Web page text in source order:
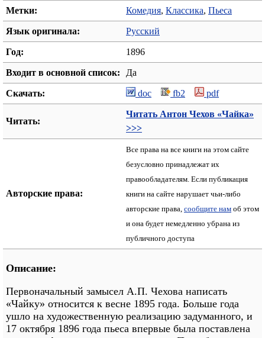
Метки: Комедия, Классика, Пьеса
Язык оригинала: Русский
Год: 1896
Входит в основной список: Да
Скачать: doc fb2 pdf
Читать:
Читать Антон Чехов «Чайка»
>>>
Авторские права:
Все права на все книги на этом сайте
безусловно принадлежат их
правообладателям. Если публикация
книги на сайте нарушает чьи-либо
авторские права, сообщите нам об этом
и она будет немедленно убрана из
публичного доступа
Описание:
Первоначальный замысел А.П. Чехова написать
«Чайку» относится к весне 1895 года. Больше года
ушло на художественную реализацию задуманного, и
17 октября 1896 года пьеса впервые была поставлена